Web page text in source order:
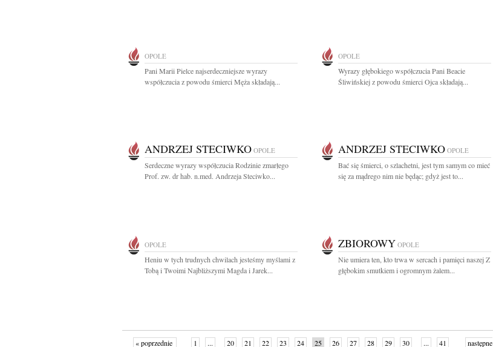
OPOLE
Pani Marii Pielce najserdeczniejsze wyrazy
współczucia z powodu śmierci Męża składają...
OPOLE
Wyrazy głębokiego współczucia Pani Beacie
Śliwińskiej z powodu śmierci Ojca składają...
ANDRZEJ STECIWKO OPOLE
Serdeczne wyrazy współczucia Rodzinie zmarłego
Prof. zw. dr hab. n.med. Andrzeja Steciwko...
ANDRZEJ STECIWKO OPOLE
Bać się śmierci, o szlachetni, jest tym samym co mieć
się za mądrego nim nie będąc; gdyż jest to...
OPOLE
Heniu w tych trudnych chwilach jesteśmy myślami z
Tobą i Twoimi Najbliższymi Magda i Jarek...
ZBIOROWY OPOLE
Nie umiera ten, kto trwa w sercach i pamięci naszej Z
głębokim smutkiem i ogromnym żalem...
« poprzednie 1 ... 20 21 22 23 24 25 26 27 28 29 30 ... 41 następne